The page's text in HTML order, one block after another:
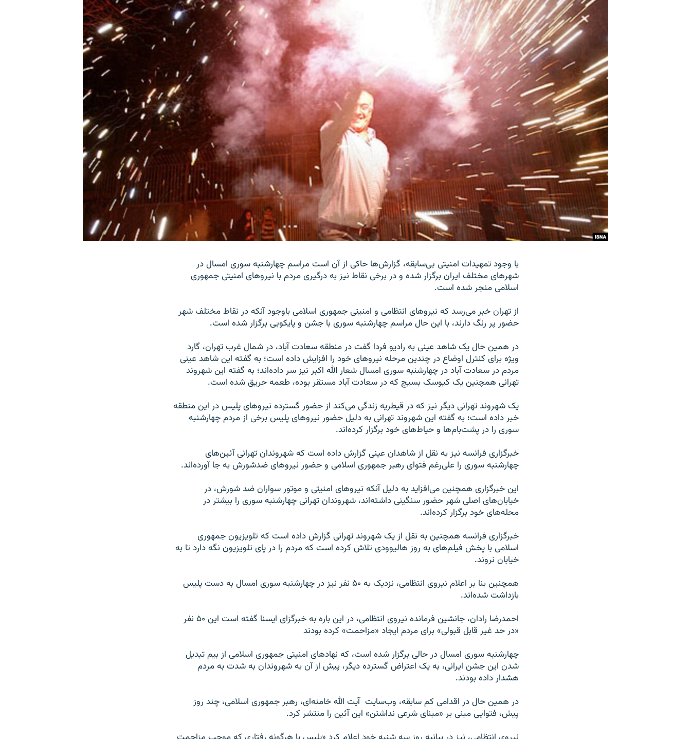
با وجود تمهیدات امنیتی بی‌سابقه، گزارش‌ها حاکی از آن است مراسم چهارشنبه سوری امسال در
شهرهای مختلف ایران برگزار شده و در برخی نقاط نیز به درگیری مردم با نیروهای امنیتی جمهوری
اسلامی منجر شده است.
از تهران خبر می‌رسد که نیروهای انتظامی و امنیتی جمهوری اسلامی باوجود آنکه در نقاط مختلف شهر
حضور پر رنگ دارند، با این حال مراسم چهارشنبه سوری با جشن و پایکوبی برگزار شده است.
در همین حال یک شاهد عینی به رادیو فردا گفت در منطقه سعادت آباد، در شمال غرب تهران، گارد
ویژه برای کنترل اوضاع در چندین مرحله نیروهای خود را افزایش داده است؛ به گفته این شاهد عینی
مردم در سعادت آباد در چهارشنبه سوری امسال شعار الله اکبر نیز سر داده‌اند؛ به گفته این شهروند
تهرانی همچنین یک کیوسک بسیج که در سعادت آباد مستقر بوده، طعمه حریق شده است.
یک شهروند تهرانی دیگر نیز که در قیطریه زندگی می‌کند از حضور گسترده نیروهای پلیس در این منطقه
خبر داده است؛ به گفته این شهروند تهرانی به دلیل حضور نیروهای پلیس برخی از مردم چهارشنبه
سوری را در پشت‌بام‌ها و حیاط‌های خود برگزار کرده‌اند.
خبرگزاری فرانسه نیز به نقل از شاهدان عینی گزارش داده است که شهروندان تهرانی آئین‌های
چهارشنبه سوری را علی‌رغم فتوای رهبر جمهوری اسلامی و حضور نیروهای ضدشورش به جا آورده‌اند.
این خبرگزاری همچنین می‌افزاید به دلیل آنکه نیروهای امنیتی و موتور سواران ضد شورش، در
خیابان‌‌های اصلی شهر حضور سنگینی داشته‌‌اند، شهروندان تهرانی چهارشنبه سوری را بیشتر در
محله‌های خود برگزار کرده‌اند.
خبرگزاری فرانسه همچنین به نقل از یک شهروند تهرانی گزارش داده است که تلویزیون جمهوری
اسلامی با پخش فیلم‌های به روز هالیوودی تلاش کرده است که مردم را در پای تلویزیون نگه دارد تا به
خیابان نروند.
همچنین بنا بر اعلام نیروی انتظامی، نزدیک به ۵۰ نفر نیز در چهارشنبه سوری امسال به دست پلیس
بازداشت شده‌اند.
احمدرضا رادان، جانشین فرمانده نیروی انتظامی، در این باره به خبرگزای ایسنا گفته است این ۵۰ نفر
«در حد غیر قابل قبولی» برای مردم ایجاد «مزاحمت» کرده بودند
چهارشنبه سوری امسال در حالی برگزار شده است، که نهادهای امنیتی جمهوری اسلامی از بیم تبدیل
شدن این جشن ایرانی، به یک اعتراض گسترده دیگر، پیش از آن به شهروندان به شدت به مردم
هشدار داده بودند.
در همین حال در اقدامی کم سابقه، وب‌سایت ‌ آیت الله خامنه‌ای، رهبر جمهوری اسلامی، چند روز
پیش، فتوایی مبنی بر «مبنای شرعی نداشتن» این آئین را منتشر کرد.